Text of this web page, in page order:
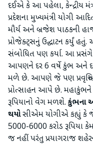
દઈએ કે આ પહેલા, કેન્દ્રીય
પ્રદેશના મુખ્યમંત્રી યોગી
મૌર્ય અને બ્રજેશ પાઠકની
પ્રોજેક્ટ્સનું ઉદ્ઘાટન કર્યું
સંબોધિત પણ કર્યા. આ
આપણને દર 6 વર્ષે કુંભ અને
મળે છે. આપણે જે પણ
પ્રોત્સાહન આપે છે. મહાકુંભને
રૂપિયાનો વેગ મળશે. કુંભના
થયોસીએમ યોગીએ કહ્યું કે
5000-6000 કરોડ રૂપિયા
જ નહીં પરંતુ પ્રયાગરાજ